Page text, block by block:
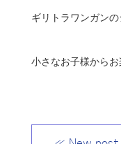
ギリトラワンガン
小さなお子様から